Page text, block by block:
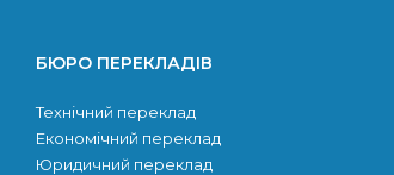
БЮРО ПЕРЕКЛАДІВ
Технічний переклад
Економічний переклад
Юридичний переклад